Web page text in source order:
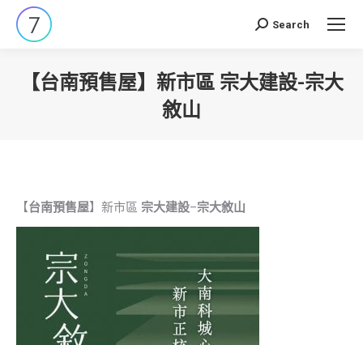
Search:
Search
【台南預售屋】新市區 宗大建設-宗大
敘山
【台南預售屋】新市區 宗大建設–宗大敘山